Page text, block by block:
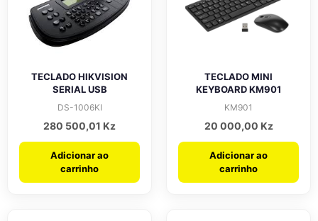
TECLADO HIKVISION
SERIAL USB
DS-1006KI
280 500,01 Kz
Adicionar ao
carrinho
TECLADO MINI
KEYBOARD KM901
KM901
20 000,00 Kz
Adicionar ao
carrinho